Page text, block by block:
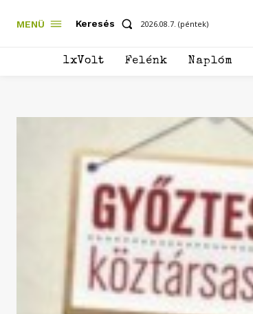
MENÜ Keresés 2026.08.7. (péntek)
1xVolt Felénk Naplóm